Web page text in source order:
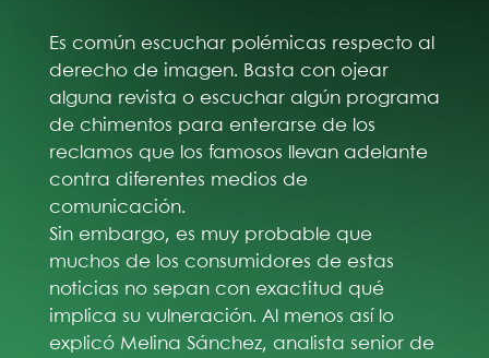
Es común escuchar polémicas respecto al
derecho de imagen. Basta con ojear
alguna revista o escuchar algún programa
de chimentos para enterarse de los
reclamos que los famosos llevan adelante
contra diferentes medios de
comunicación.
Sin embargo, es muy probable que
muchos de los consumidores de estas
noticias no sepan con exactitud qué
implica su vulneración. Al menos así lo
explicó Melina Sánchez, analista senior de